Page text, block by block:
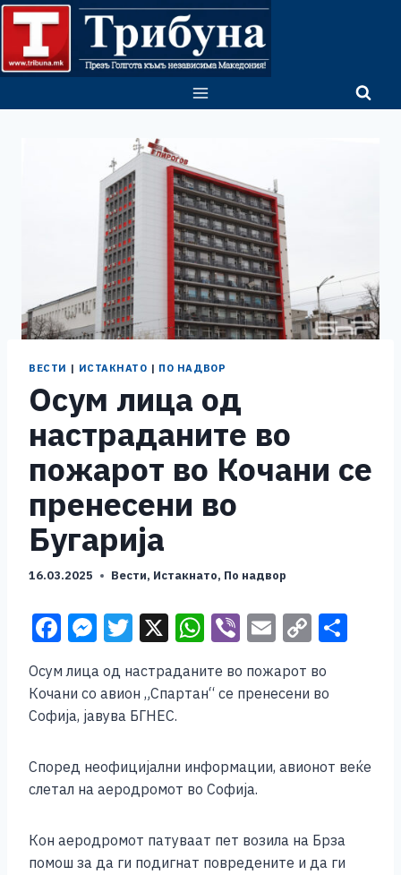
Skip
content
ВЕСТИ | ИСТАКНАТО | ПО НАДВОР
Осум лица од
настраданите во
пожарот во Кочани се
пренесени во
Бугарија
16.03.2025 Вести, Истакнато, По надвор
F
c
e
o
o
k
M
ss
e
g
er
T
tt
er
X W
at
p
p
Vi
er
E
ai
C
p
n
Осум лица од настраданите во пожарот во
Кочани со авион „Спартан“ се пренесени во
Софија, јавува БГНЕС.
Според неофицијални информации, авионот веќе
слетал на аеродромот во Софија.
Кон аеродромот патуваат пет возила на Брза
помош за да ги подигнат повредените и да ги